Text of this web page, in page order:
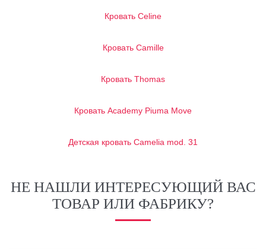
Кровать Celine
Кровать Camille
Кровать Thomas
Кровать Academy Piuma Move
Детская кровать Camelia mod. 31
НЕ НАШЛИ ИНТЕРЕСУЮЩИЙ ВАС
ТОВАР ИЛИ ФАБРИКУ?